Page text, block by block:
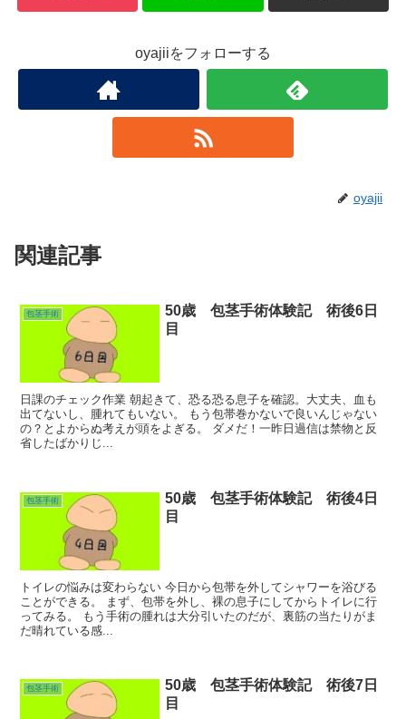
oyajiiをフォローする
oyajii
関連記事
包茎手術
50歳 包茎手術体験記 術後6日
目
日課のチェック作業 朝起きて、恐る恐る息子を確認。大丈夫、血も
出てないし、腫れてもいない。 もう包帯巻かないで良いんじゃない
の？とよからぬ考えが頭をよぎる。 ダメだ！一昨日過信は禁物と反
省したばかりじ...
包茎手術
50歳 包茎手術体験記 術後4日
目
トイレの悩みは変わらない 今日から包帯を外してシャワーを浴びる
ことができる。 まず、包帯を外し、裸の息子にしてからトイレに行
ってみる。 もう手術の腫れは大分引いたのだが、裏筋の当たりがま
だ晴れている感...
包茎手術
50歳 包茎手術体験記 術後7日
目